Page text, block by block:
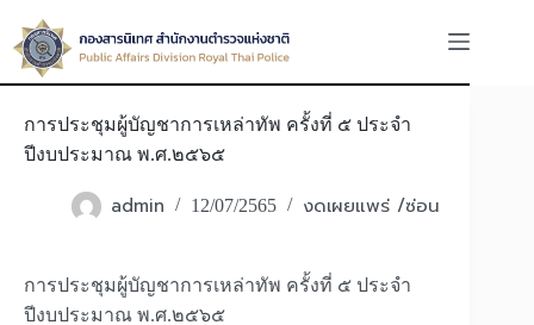
to
content
การประชุมผู้บัญชาการเหล่าทัพ ครั้งที่ ๕ ประจำ
ปีงบประมาณ พ.ศ.๒๕๖๕
admin 12/07/2565 งดเผยแพร่ /ซ่อน
การประชุมผู้บัญชาการเหล่าทัพ ครั้งที่ ๕ ประจำ
ปีงบประมาณ พ.ศ.๒๕๖๕